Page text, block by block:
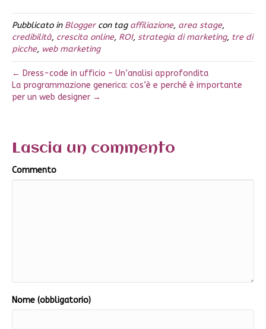
Pubblicato in Bloggercon tag affiliazione, area stage,
credibilità, crescita online, ROI, strategia di marketing, tre di
picche, web marketing
← Dress-code in ufficio – Un’analisi approfondita
La programmazione generica: cos’è e perché è importante
per un web designer →
Lascia un commento
Commento
Nome (obbligatorio)